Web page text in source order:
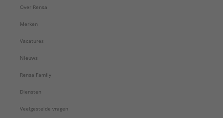
Over Rensa
Merken
Vacatures
Nieuws
Rensa Family
Diensten
Veelgestelde vragen